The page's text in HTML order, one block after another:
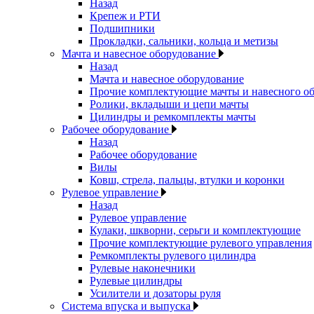
Назад
Крепеж и РТИ
Подшипники
Прокладки, сальники, кольца и метизы
Мачта и навесное оборудование
Назад
Мачта и навесное оборудование
Прочие комплектующие мачты и навесного
Ролики, вкладыши и цепи мачты
Цилиндры и ремкомплекты мачты
Рабочее оборудование
Назад
Рабочее оборудование
Вилы
Ковш, стрела, пальцы, втулки и коронки
Рулевое управление
Назад
Рулевое управление
Кулаки, шкворни, серьги и комплектующие
Прочие комплектующие рулевого управления
Ремкомплекты рулевого цилиндра
Рулевые наконечники
Рулевые цилиндры
Усилители и дозаторы руля
Система впуска и выпуска